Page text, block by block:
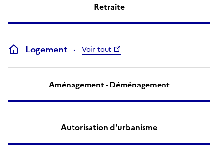
Retraite
Logement Voir tout
Aménagement - Déménagement
Autorisation d'urbanisme